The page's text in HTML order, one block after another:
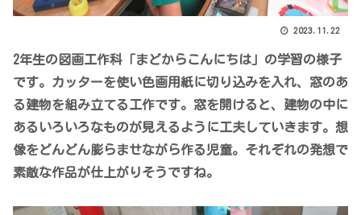
2023.11.22
2年生の図画工作科「まどからこんにちは」の学習の様子
です。カッターを使い色画用紙に切り込みを入れ、窓のあ
る建物を組み立てる工作です。窓を開けると、建物の中に
あるいろいろなものが見えるように工夫していきます。想
像をどんどん膨らませながら作る児童。それぞれの発想で
素敵な作品が仕上がりそうですね。